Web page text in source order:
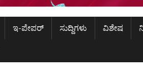
ಇ-ಪೇಪರ್ ಸುದ್ದಿಗಳು ವಿಶೇಷ